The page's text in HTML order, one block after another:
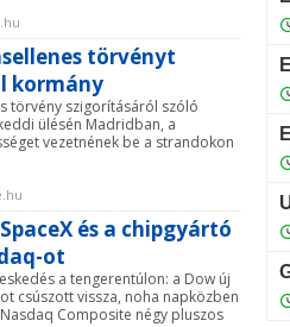
törvényt
kormány
törvény szigorításáról szóló
ülésén Madridban, a
vezetnének be a strandokon
és a chipgyártó
ot
a tengerentúlon: a Dow új
csúszott vissza, noha napközben
Composite négy pluszos